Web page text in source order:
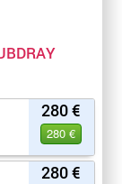
280 €
280 €
280 €